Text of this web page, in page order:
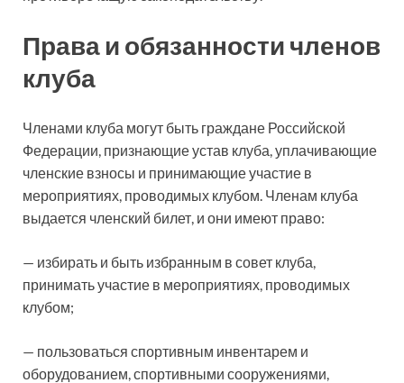
Права и обязанности членов
клуба
Членами клуба могут быть граждане Российской
Федерации, признающие устав клуба, уплачивающие
членские взносы и принимающие участие в
мероприятиях, проводимых клубом. Членам клуба
выдается членский билет, и они имеют право:
— избирать и быть избранным в совет клуба,
принимать участие в мероприятиях, проводимых
клубом;
— пользоваться спортивным инвентарем и
оборудованием, спортивными сооружениями,